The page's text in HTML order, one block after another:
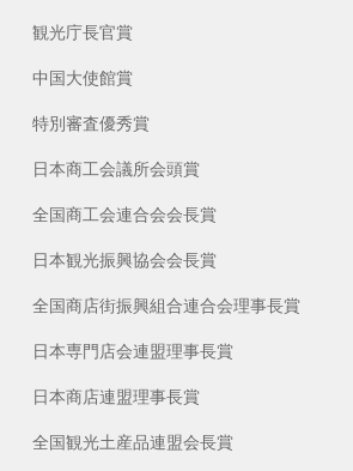
観光庁長官賞
中国大使館賞
特別審査優秀賞
日本商工会議所会頭賞
全国商工会連合会会長賞
日本観光振興協会会長賞
全国商店街振興組合連合会理事長賞
日本専門店会連盟理事長賞
日本商店連盟理事長賞
全国観光土産品連盟会長賞